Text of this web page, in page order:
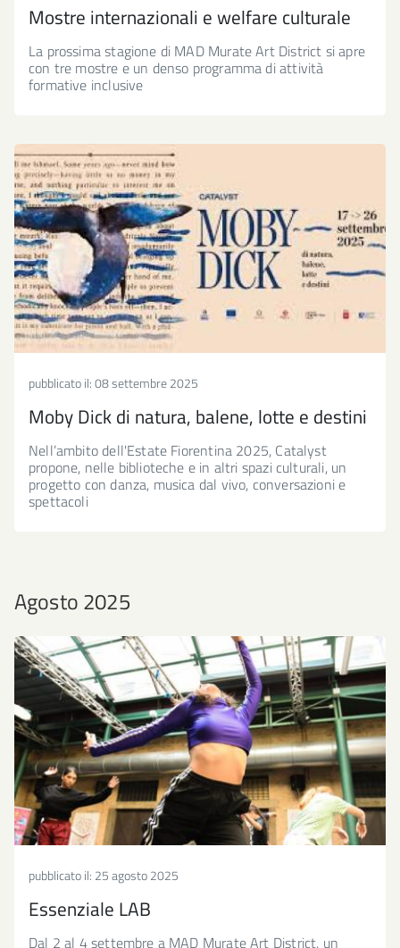
Mostre internazionali e welfare culturale
La prossima stagione di MAD Murate Art District si apre
con tre mostre e un denso programma di attività
formative inclusive
pubblicato il:08 settembre 2025
Moby Dick di natura, balene, lotte e destini
Nell’ambito dell'Estate Fiorentina 2025, Catalyst
propone, nelle biblioteche e in altri spazi culturali, un
progetto con danza, musica dal vivo, conversazioni e
spettacoli
Agosto 2025
pubblicato il: 25 agosto 2025
Essenziale LAB
Dal 2 al 4 settembre a MAD Murate Art District, un